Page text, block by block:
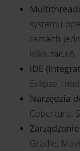
systemu
ramach
kilka zadań
IDE
Eclipse,
Narzędzia
Cobertura,
Gradle,